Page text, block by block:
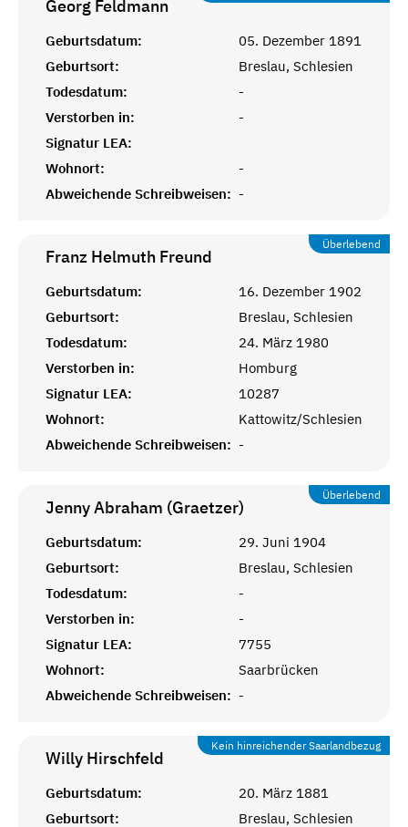
Georg Feldmann
Geburtsdatum:
05. Dezember 1891
Geburtsort:
Breslau, Schlesien
Todesdatum:
-
Verstorben in:
-
Signatur LEA:
Wohnort:
-
Abweichende Schreibweisen: -
Überlebend
Franz Helmuth Freund
Geburtsdatum:
16. Dezember 1902
Geburtsort:
Breslau, Schlesien
Todesdatum:
24. März 1980
Verstorben in:
Homburg
Signatur LEA:
10287
Wohnort:
Kattowitz/Schlesien
Abweichende Schreibweisen: -
Überlebend
Jenny Abraham (Graetzer)
Geburtsdatum:
29. Juni 1904
Geburtsort:
Breslau, Schlesien
Todesdatum:
-
Verstorben in:
-
Signatur LEA:
7755
Wohnort:
Saarbrücken
Abweichende Schreibweisen: -
Kein hinreichender Saarlandbezug
Willy Hirschfeld
Geburtsdatum:
20. März 1881
Geburtsort:
Breslau, Schlesien